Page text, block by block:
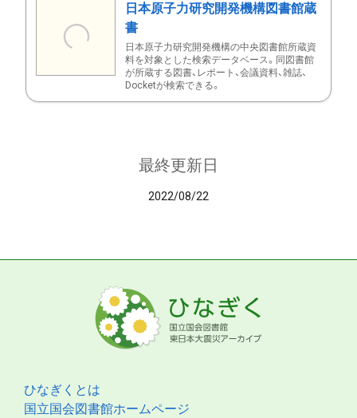
日本原子力研究開発機構図書館蔵
書
日本原子力研究開発機構の中央図書館所蔵資
料を対象とした検索データベース。同図書館
が所蔵する図書、レポート、会議資料、雑誌、
Docketが検索できる。
最終更新日
2022/08/22
ひなぎくとは
国立国会図書館ホームページ